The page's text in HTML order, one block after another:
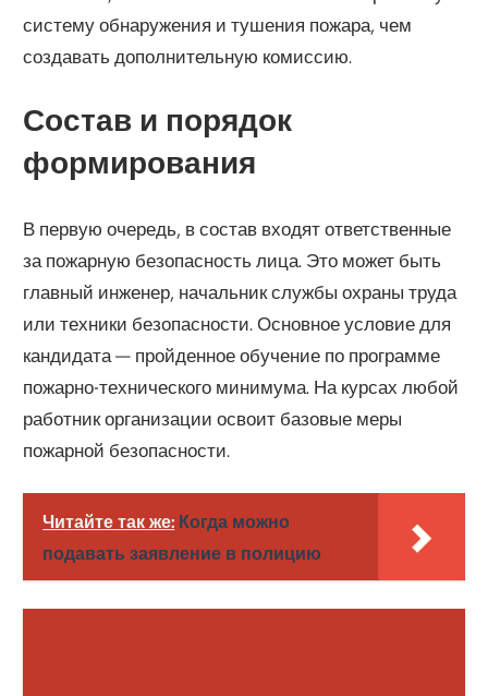
систему обнаружения и тушения пожара, чем
создавать дополнительную комиссию.
Состав и порядок
формирования
В первую очередь, в состав входят ответственные
за пожарную безопасность лица. Это может быть
главный инженер, начальник службы охраны труда
или техники безопасности. Основное условие для
кандидата — пройденное обучение по программе
пожарно-технического минимума. На курсах любой
работник организации освоит базовые меры
пожарной безопасности.
Читайте так же: Когда можно
подавать заявление в полицию